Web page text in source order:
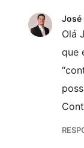
José
Olá
que